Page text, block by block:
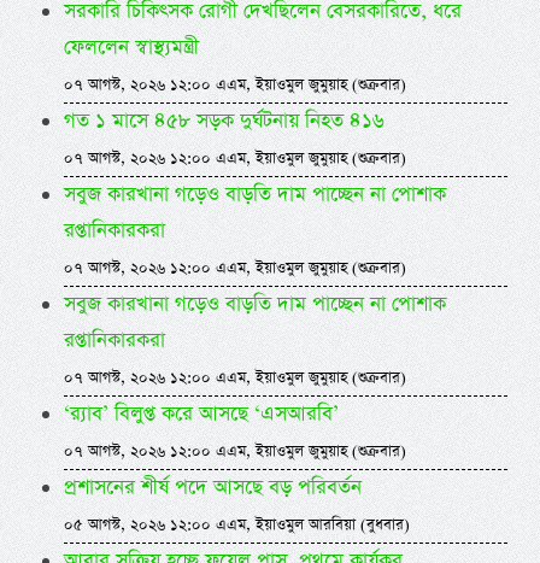
সরকারি চিকিৎসক রোগী দেখছিলেন বেসরকারিতে, ধরে
ফেললেন স্বাস্থ্যমন্ত্রী
০৭ আগস্ট, ২০২৬ ১২:০০ এএম, ইয়াওমুল জুমুয়াহ (শুক্রবার)
গত ১ মাসে ৪৫৮ সড়ক দুর্ঘটনায় নিহত ৪১৬
০৭ আগস্ট, ২০২৬ ১২:০০ এএম, ইয়াওমুল জুমুয়াহ (শুক্রবার)
সবুজ কারখানা গড়েও বাড়তি দাম পাচ্ছেন না পোশাক
রপ্তানিকারকরা
০৭ আগস্ট, ২০২৬ ১২:০০ এএম, ইয়াওমুল জুমুয়াহ (শুক্রবার)
সবুজ কারখানা গড়েও বাড়তি দাম পাচ্ছেন না পোশাক
রপ্তানিকারকরা
০৭ আগস্ট, ২০২৬ ১২:০০ এএম, ইয়াওমুল জুমুয়াহ (শুক্রবার)
‘র‍্যাব’ বিলুপ্ত করে আসছে ‘এসআরবি’
০৭ আগস্ট, ২০২৬ ১২:০০ এএম, ইয়াওমুল জুমুয়াহ (শুক্রবার)
প্রশাসনের শীর্ষ পদে আসছে বড় পরিবর্তন
০৫ আগস্ট, ২০২৬ ১২:০০ এএম, ইয়াওমুল আরবিয়া (বুধবার)